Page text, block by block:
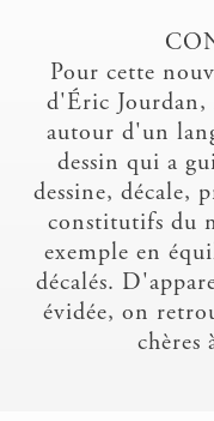
Pour cette
d'Éric
autour d'un
dessin qui a
dessine, décale,
constitutifs du
exemple en
décalés.
évidée, on
chères